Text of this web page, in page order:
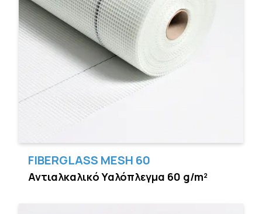
FIBERGLASS MESH 60
Αντιαλκαλικό Υαλόπλεγμα 60 g/m²